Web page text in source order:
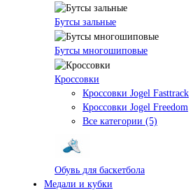
Бутсы зальные
Бутсы многошиповые
Кроссовки
Кроссовки Jogel Fasttrack
Кроссовки Jogel Freedom
Все категории (5)
Обувь для баскетбола
Медали и кубки